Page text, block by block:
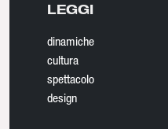
LEGGI
dinamiche
cultura
spettacolo
design